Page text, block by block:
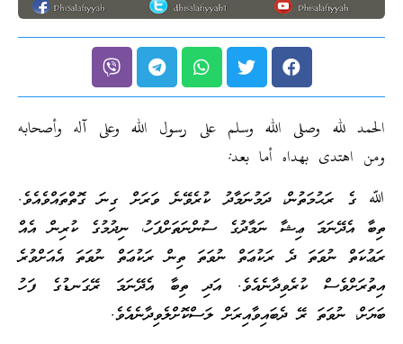
الحمد لله وصلى الله وسلم على رسول الله وعلى آله وأصحابه
ومن اهتدى بهداه أما بعد:
ﷲ ގެ ރަޙުމަތުން، ދަމުނަމާދު ކުރެވޭނެ ވަރަށް ގިނަ ގޮތްތައްވެއެވެ.
ތިބާ އެދޭނަމަ ޢިޝާ ނަމާދުގެ ސުންނަތަށްފަހު، ނިދުމުގެ ކުރިން އެއް
ރަޢުކަތް ނުވަތަ ދެ ރަކުޢަތް ނުވަތަ ތިން ރަކުޢަތް ނުވަތަ އެއަށްވުރެ
އިތުރަށްވެސް ކުރެވިދާނެއެވެ. އަދި ތިބާ އެދޭނަމަ ރޭގަނޑުގެ ފަހު
ބަޔަށް، ނުވަތަ ރޭ ދެބައިވާއިރަށް ލަސްކޮށްލެވިދާނެއެވެ.